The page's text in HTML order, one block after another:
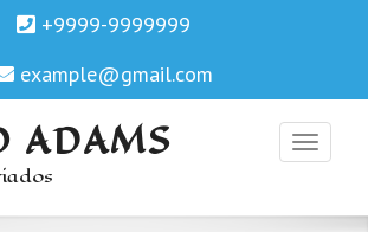
+9999-9999999
example@gmail.com
ADAMS